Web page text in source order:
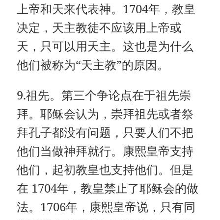
上帝和天来代表神。1704年，教皇
决定，天主教徒不应该用上帝或
天，只可以用天主。这也是为什么
他们被称为“天主教”的原因。
9.祖先。第三个争论点在于祖先崇
拜。耶稣会认为，崇拜祖先或者祭
拜孔子都没有问题，只要人们不把
他们当做神拜就行。康熙皇帝支持
他们，起初教皇也支持他们。但是
在 1704年，教皇禁止了耶稣会的做
法。1706年，康熙皇帝说，只有同